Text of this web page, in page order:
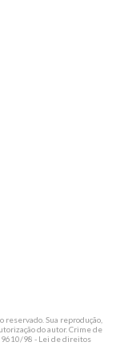
reservado. Sua reprodução,
do autor. Crime de
9610/98 - Lei de direitos